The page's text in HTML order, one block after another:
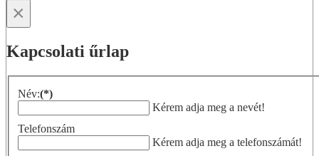
×
Kapcsolati űrlap
Név:(*)
Kérem adja meg a nevét!
Telefonszám
Kérem adja meg a telefonszámát!